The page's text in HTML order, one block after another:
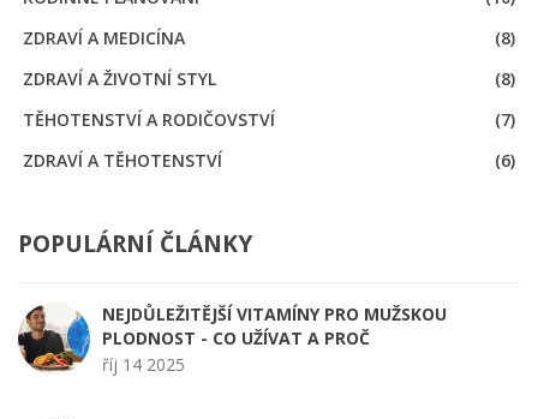
ZDRAVÍ A MEDICÍNA
(8)
ZDRAVÍ A ŽIVOTNÍ STYL
(8)
TĚHOTENSTVÍ A RODIČOVSTVÍ
(7)
ZDRAVÍ A TĚHOTENSTVÍ
(6)
POPULÁRNÍ ČLÁNKY
NEJDŮLEŽITĚJŠÍ VITAMÍNY PRO MUŽSKOU
PLODNOST - CO UŽÍVAT A PROČ
říj 14 2025